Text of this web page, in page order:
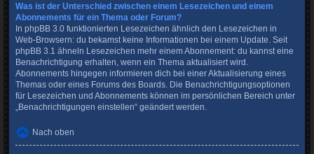
Was ist der Unterschied zwischen einem Lesezeichen und einem
Abonnements für ein Thema oder Forum?
In phpBB 3.0 funktionierten Lesezeichen ähnlich den Lesezeichen in
Web-Browsern: du bekamst keine Informationen bei einem Update. Seit
phpBB 3.1 ähneln Lesezeichen mehr einem Abonnement: du kannst eine
Benachrichtigung erhalten, wenn ein Thema aktualisiert wird.
Abonnements hingegen informieren dich bei einer Aktualisierung eines
Themas oder eines Forums des Boards. Die Benachrichtigungsoptionen
für Lesezeichen und Abonnements können im persönlichen Bereich unter
„Benachrichtigungen einstellen“ geändert werden.
Nach oben